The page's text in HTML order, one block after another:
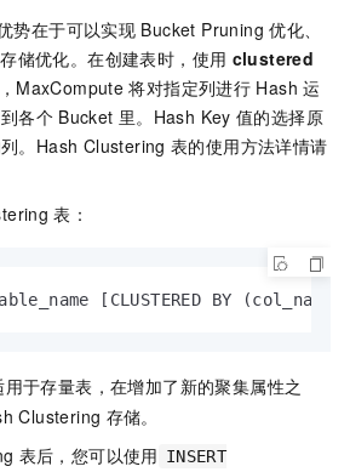
势在于可以实现 Bucket Pruning 优化、
储优化。在创建表时，使用 clustered
MaxCompute 将对指定列进行 Hash 运
各个 Bucket 里。Hash Key 值的选择原
。Hash Clustering 表的使用方法详情请
表：
table_name [CLUSTERED BY
用于存量表，在增加了新的聚集属性之
Clustering 存储。
表后，您可以使用 INSERT